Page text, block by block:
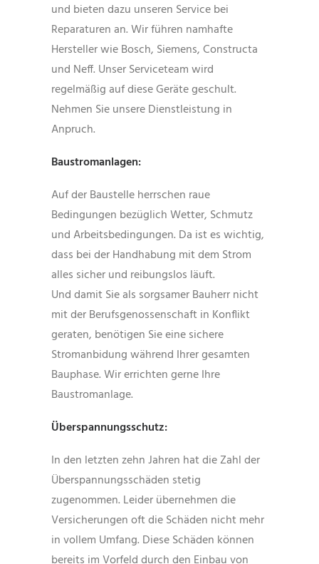
und bieten dazu unseren Service bei
Reparaturen an. Wir führen namhafte
Hersteller wie Bosch, Siemens, Constructa
und Neff. Unser Serviceteam wird
regelmäßig auf diese Geräte geschult.
Nehmen Sie unsere Dienstleistung in
Anpruch.
Baustromanlagen:
Auf der Baustelle herrschen raue
Bedingungen bezüglich Wetter, Schmutz
und Arbeitsbedingungen. Da ist es wichtig,
dass bei der Handhabung mit dem Strom
alles sicher und reibungslos läuft.
Und damit Sie als sorgsamer Bauherr nicht
mit der Berufsgenossenschaft in Konflikt
geraten, benötigen Sie eine sichere
Stromanbidung während Ihrer gesamten
Bauphase. Wir errichten gerne Ihre
Baustromanlage.
Überspannungsschutz:
In den letzten zehn Jahren hat die Zahl der
Überspannungsschäden stetig
zugenommen. Leider übernehmen die
Versicherungen oft die Schäden nicht mehr
in vollem Umfang. Diese Schäden können